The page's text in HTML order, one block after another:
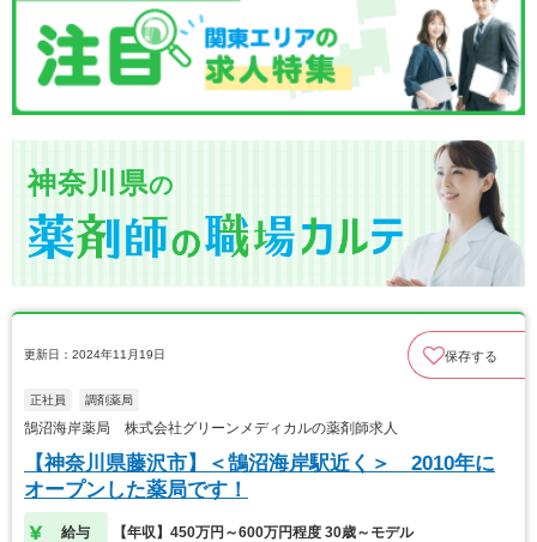
神奈川県の
更新日：2024年11月19日 保存する
正社員 調剤薬局
鵠沼海岸薬局 株式会社グリーンメディカルの薬剤師求人
【神奈川県藤沢市】＜鵠沼海岸駅近く＞ 2010年に
オープンした薬局です！
給与 【年収】450万円～600万円程度 30歳～モデル